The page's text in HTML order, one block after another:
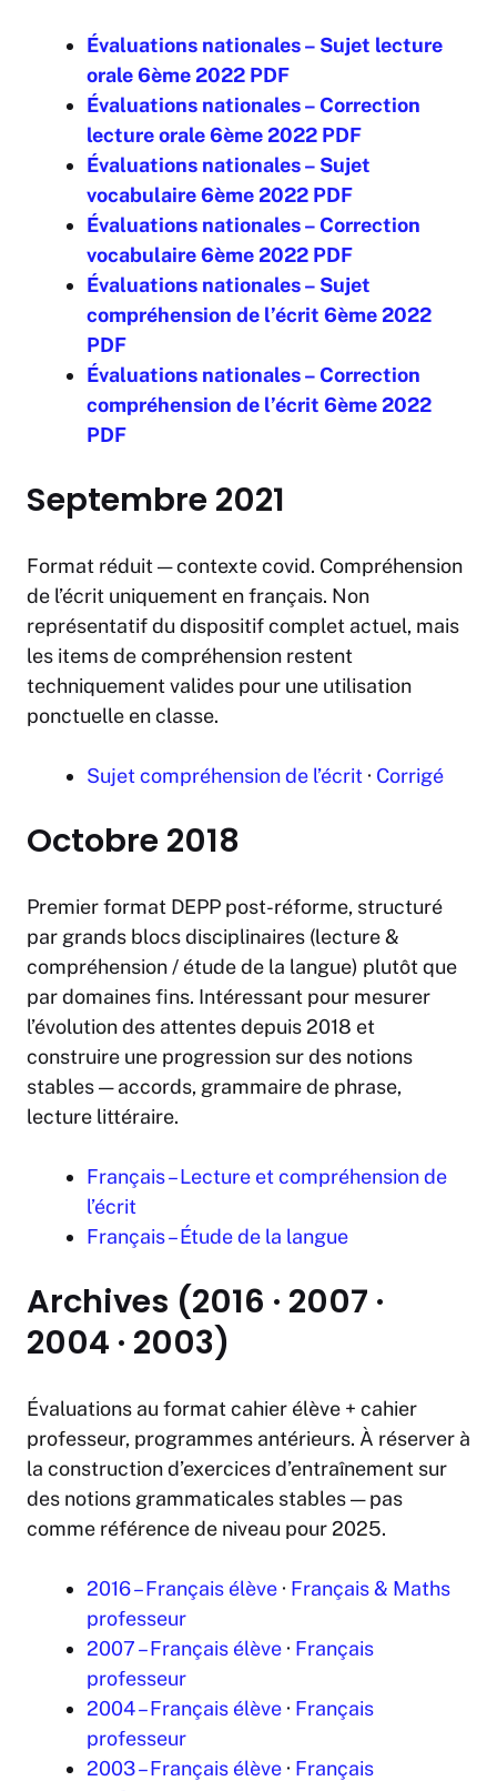
Évaluations nationales – Sujet lecture
orale 6ème 2022 PDF
Évaluations nationales –Correction
lecture orale 6ème 2022 PDF
Évaluations nationales – Sujet
vocabulaire 6ème 2022 PDF
Évaluations nationales – Correction
vocabulaire 6ème 2022 PDF
Évaluations nationales – Sujet
compréhension de l’écrit 6ème 2022
PDF
Évaluations nationales – Correction
compréhension de l’écrit 6ème 2022
PDF
Septembre 2021
Format réduit — contexte covid. Compréhension
de l’écrit uniquement en français. Non
représentatif du dispositif complet actuel, mais
les items de compréhension restent
techniquement valides pour une utilisation
ponctuelle en classe.
Sujet compréhension de l’écrit · Corrigé
Octobre 2018
Premier format DEPP post-réforme, structuré
par grands blocs disciplinaires (lecture &
compréhension / étude de la langue) plutôt que
par domaines fins. Intéressant pour mesurer
l’évolution des attentes depuis 2018 et
construire une progression sur des notions
stables — accords, grammaire de phrase,
lecture littéraire.
Français – Lecture et compréhension de
l’écrit
Français – Étude de la langue
Archives (2016 · 2007 ·
2004 · 2003)
Évaluations au format cahier élève + cahier
professeur, programmes antérieurs. À réserver à
la construction d’exercices d’entraînement sur
des notions grammaticales stables — pas
comme référence de niveau pour 2025.
2016 – Français élève · Français & Maths
professeur
2007 – Français élève · Français
professeur
2004 – Français élève · Français
professeur
2003 – Français élève · Français